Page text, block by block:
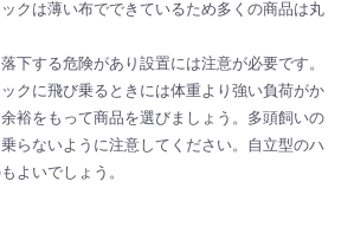
クは薄い布でできているため多くの商品は丸
下する危険があり設置には注意が必要です。
クに飛び乗るときには体重より強い負荷がか
裕をもって商品を選びましょう。多頭飼いの
らないように注意してください。自立型のハ
よいでしょう。